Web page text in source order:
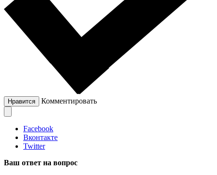
Нравится Комментировать
Facebook
Вконтакте
Twitter
Ваш ответ на вопрос